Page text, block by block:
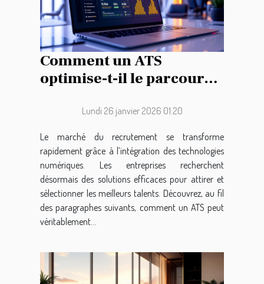
Comment un ATS
optimise-t-il le parcours
Lundi 26 janvier 2026 01:20
Le marché du recrutement se transforme
rapidement grâce à l’intégration des technologies
numériques. Les entreprises recherchent
désormais des solutions efficaces pour attirer et
sélectionner les meilleurs talents. Découvrez, au fil
des paragraphes suivants, comment un ATS peut
véritablement...